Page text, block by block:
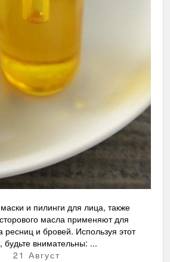
и пилинги для лица, также
масла применяют для
ресниц и бровей. Используя этот
будьте внимательны: ...
21 Август